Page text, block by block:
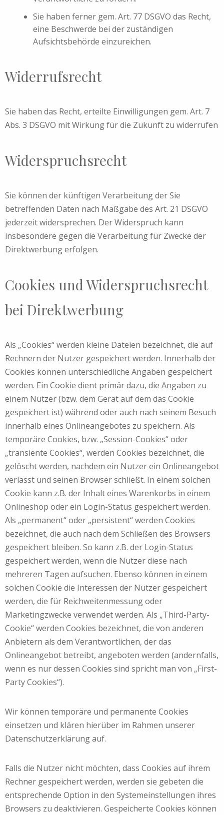
Sie haben ferner gem. Art. 77 DSGVO das Recht,
eine Beschwerde bei der zuständigen
Aufsichtsbehörde einzureichen.
Widerrufsrecht
Sie haben das Recht, erteilte Einwilligungen gem. Art. 7
Abs. 3 DSGVO mit Wirkung für die Zukunft zu widerrufen
Widerspruchsrecht
Sie können der künftigen Verarbeitung der Sie
betreffenden Daten nach Maßgabe des Art. 21 DSGVO
jederzeit widersprechen. Der Widerspruch kann
insbesondere gegen die Verarbeitung für Zwecke der
Direktwerbung erfolgen.
Cookies und Widerspruchsrecht
bei Direktwerbung
Als „Cookies“ werden kleine Dateien bezeichnet, die auf
Rechnern der Nutzer gespeichert werden. Innerhalb der
Cookies können unterschiedliche Angaben gespeichert
werden. Ein Cookie dient primär dazu, die Angaben zu
einem Nutzer (bzw. dem Gerät auf dem das Cookie
gespeichert ist) während oder auch nach seinem Besuch
innerhalb eines Onlineangebotes zu speichern. Als
temporäre Cookies, bzw. „Session-Cookies“ oder
„transiente Cookies“, werden Cookies bezeichnet, die
gelöscht werden, nachdem ein Nutzer ein Onlineangebot
verlässt und seinen Browser schließt. In einem solchen
Cookie kann z.B. der Inhalt eines Warenkorbs in einem
Onlineshop oder ein Login-Status gespeichert werden.
Als „permanent“ oder „persistent“ werden Cookies
bezeichnet, die auch nach dem Schließen des Browsers
gespeichert bleiben. So kann z.B. der Login-Status
gespeichert werden, wenn die Nutzer diese nach
mehreren Tagen aufsuchen. Ebenso können in einem
solchen Cookie die Interessen der Nutzer gespeichert
werden, die für Reichweitenmessung oder
Marketingzwecke verwendet werden. Als „Third-Party-
Cookie“ werden Cookies bezeichnet, die von anderen
Anbietern als dem Verantwortlichen, der das
Onlineangebot betreibt, angeboten werden (andernfalls,
wenn es nur dessen Cookies sind spricht man von „First-
Party Cookies“).
Wir können temporäre und permanente Cookies
einsetzen und klären hierüber im Rahmen unserer
Datenschutzerklärung auf.
Falls die Nutzer nicht möchten, dass Cookies auf ihrem
Rechner gespeichert werden, werden sie gebeten die
entsprechende Option in den Systemeinstellungen ihres
Browsers zu deaktivieren. Gespeicherte Cookies können